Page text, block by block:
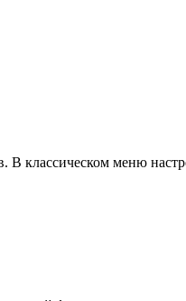
В классическом меню